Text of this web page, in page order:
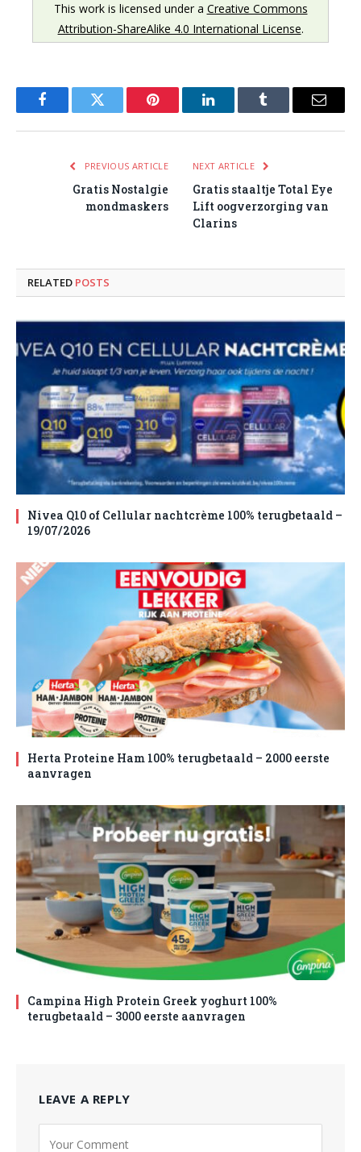
This work is licensed under a Creative Commons
Attribution-ShareAlike 4.0 International License.
FacebookTwitter Pinterest LinkedInTumblr Email
PREVIOUS ARTICLE
Gratis Nostalgie
mondmaskers
NEXT ARTICLE
Gratis staaltje Total Eye
Lift oogverzorging van
Clarins
RELATED POSTS
Nivea Q10 of Cellular nachtcrème 100% terugbetaald –
19/07/2026
Herta Proteine Ham 100% terugbetaald – 2000 eerste
aanvragen
Campina High Protein Greek yoghurt 100%
terugbetaald – 3000 eerste aanvragen
LEAVE A REPLY